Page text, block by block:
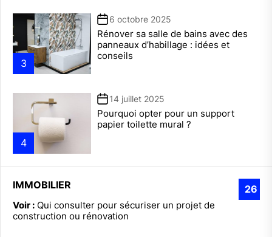
3
6 octobre 2025
Rénover sa salle de bains avec des
panneaux d’habillage : idées et
conseils
4
14 juillet 2025
Pourquoi opter pour un support
papier toilette mural ?
IMMOBILIER 26
Voir : Qui consulter pour sécuriser un projet de
construction ou rénovation